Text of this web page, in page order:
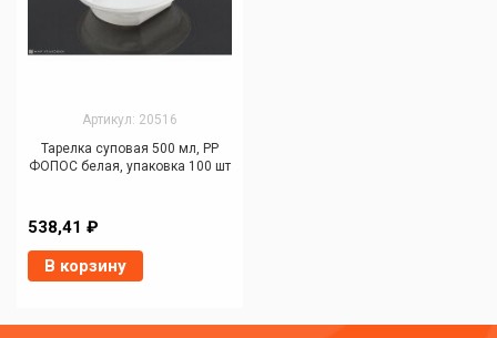
Артикул: 20516
Тарелка суповая 500 мл, РР
ФОПОС белая, упаковка 100 шт
538,41 ₽
В корзину